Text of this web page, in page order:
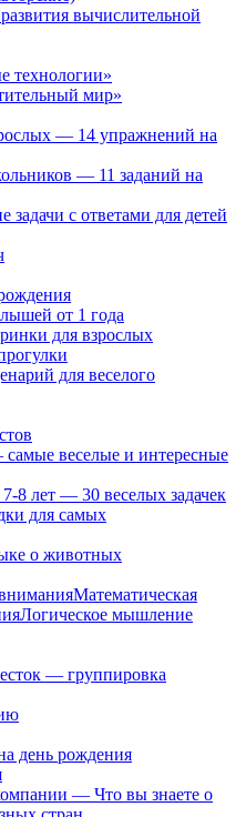
вычислительной
технологии»
мир»
— 14 упражнений на
— 11 заданий на
задачи с ответами для детей
от 1 года
для взрослых
для веселого
самые веселые и интересные
8 лет — 30 веселых задачек
для самых
о животных
Математическая
Логическое мышление
— группировка
день рождения
— Что вы знаете о